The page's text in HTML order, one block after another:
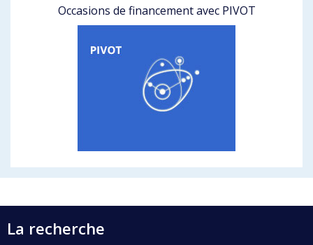
Occasions de financement avec PIVOT
La recherche